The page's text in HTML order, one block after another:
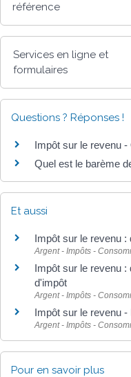
référence
Services en ligne et
formulaires
Questions ? Réponses !
Impôt sur le revenu
Quel est le barème
Et aussi
Impôt sur le revenu :
Argent - Impôts -
Impôt sur le revenu
d'impôt
Argent - Impôts -
Impôt sur le revenu
Argent - Impôts -
Pour en savoir plus